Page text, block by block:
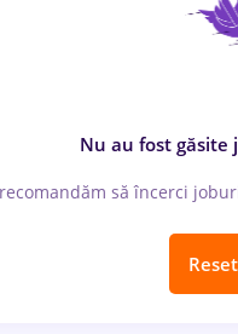
Nu au fost găsite
să încerci